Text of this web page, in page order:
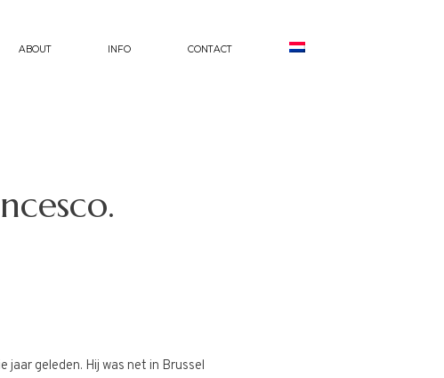
ABOUT INFO CONTACT
jaar geleden. Hij was net in Brussel